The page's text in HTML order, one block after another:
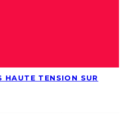
HAUTE TENSION SUR